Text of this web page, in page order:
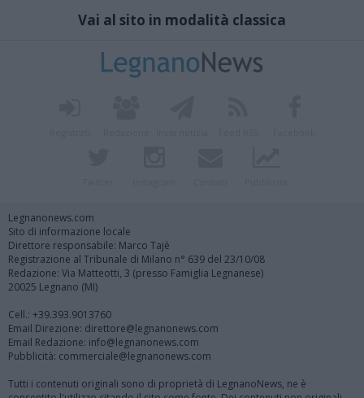
Vai al sito in modalità classica
Legnanonews.com
Sito di informazione locale
Direttore responsabile: Marco Tajè
Registrazione al Tribunale di Milano n° 639 del 23/10/08
Redazione: Via Matteotti, 3 (presso Famiglia Legnanese)
20025 Legnano (MI)
Cell.: +39.393.9013760
Email Direzione: direttore@legnanonews.com
Email Redazione: info@legnanonews.com
Pubblicità: commerciale@legnanonews.com
Tutti i contenuti originali sono di proprietà di LegnanoNews, ne è